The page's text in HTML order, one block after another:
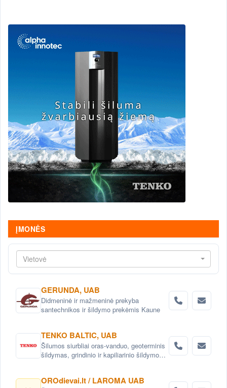
ĮMONĖS
Vietovė
GERUNDA, UAB
Didmeninė ir mažmeninė prekyba
santechnikos ir šildymo prekėmis Kaune
TENKO BALTIC, UAB
Šilumos siurbliai oras-vanduo, geoterminis
šildymas, grindinio ir kapiliarinio šildymo
sistemos.
OROdievai.lt / LAROMA UAB